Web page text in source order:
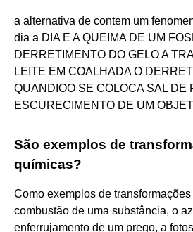
a alternativa de contem um
dia a DIA E A QUEIMA DE UM
DERRETIMENTO DO GELO A
LEITE EM COALHADA O
QUANDIOO SE COLOCA SAL DE
ESCURECIMENTO DE UM
São exemplos de
químicas?
Como exemplos de
combustão de uma substância, o
enferrujamento de um prego, a